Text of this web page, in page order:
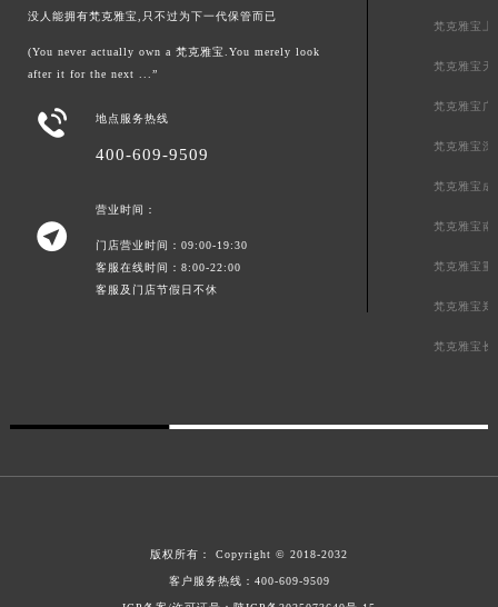
没人能拥有梵克雅宝,只不过为下一代保管而已
(You never actually own a 梵克雅宝.You merely look
after it for the next ...”
 地点服务热线
400-609-9509

营业时间：
门店营业时间：09:00-19:30
客服在线时间：8:00-22:00
客服及门店节假日不休
梵克雅宝上
梵克雅宝天
梵克雅宝广
梵克雅宝深
梵克雅宝成
梵克雅宝南
梵克雅宝重
梵克雅宝郑
梵克雅宝长
版权所有： Copyright © 2018-2032
客户服务热线： 400-609-9509